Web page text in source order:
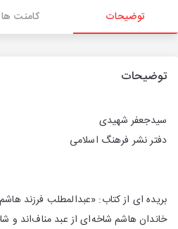
توضیحات کامنت ها
توضیحات
سیدجعفر شهیدی
دفتر نشر فرهنگ اسلامی
بریده ای از کتاب: «عبدالمطلب فرزند
خاندان هاشم شاخه‌ای از عبد مناف‌اند و